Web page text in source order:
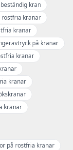
kran
rostfria kranar
kranar
på kranar
kranar
kranar
kranar
på rostfria kranar